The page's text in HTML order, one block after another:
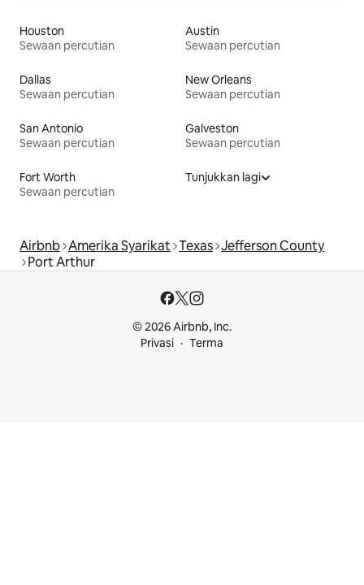
Houston
Sewaan percutian
Austin
Sewaan percutian
Dallas
Sewaan percutian
New Orleans
Sewaan percutian
San Antonio
Sewaan percutian
Galveston
Sewaan percutian
Fort Worth
Sewaan percutian
Tunjukkan lagi
Airbnb Amerika Syarikat Texas Jefferson County
Port Arthur
© 2026 Airbnb, Inc.
Privasi
Terma